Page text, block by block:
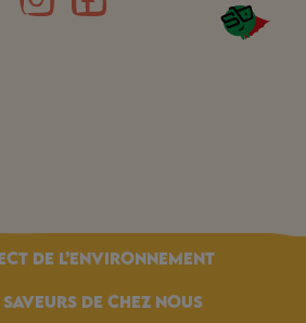
de l’environnement
saveurs de chez nous